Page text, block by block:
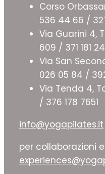
Corso
536 44 66 /
Via Guarini 4,
609 / 371 181
Via San
026 05 84 /
Via Tenda 4,
/ 376 178 7651
info@yogapilates.it
per collaborazioni